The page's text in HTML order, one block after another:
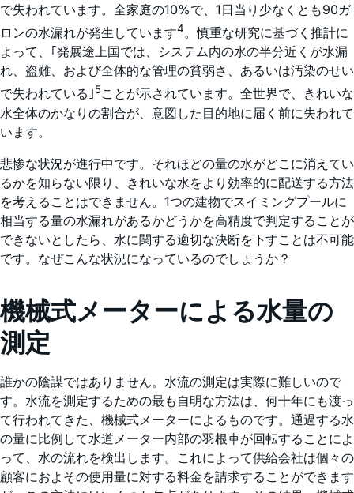
で失われています。全家庭の10%で、1日当り少なくとも90ガ
ロンの水漏れが発生しています4。慎重な研究に基づく推計に
よって、｢発展途上国では、システム内の水の半分近くが水漏
れ、盗難、および全体的な管理の貧弱さ、あるいは汚染のせい
で失われている｣5ことが示されています。全世界で、きれいな
水全体のかなりの割合が、意図した目的地に届く前に失われて
います。
悲惨な状況が進行中です。それほどの量の水がどこに消えてい
るかを知らない限り、きれいな水をより効率的に配送する方法
を考えることはできません。1つの建物でスイミングプールに
相当する量の水漏れがあるかどうかを高精度で判定することが
できないとしたら、水に関する適切な決断を下すことは不可能
です。なぜこんな状況になっているのでしょうか？
機械式メーターによる水量の
測定
誰かの陰謀ではありません。水流の測定は実際に難しいので
す。水流を測定するための最も自明な方法は、何十年にも渡っ
て行われてきた、機械式メーターによるものです。通過する水
の量に比例して水道メーター内部の羽根車が回転することによ
って、水の流れを検出します。これによって供給会社は個々の
顧客におよその使用量に対する料金を請求することができます